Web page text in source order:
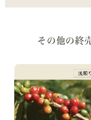
その他の終